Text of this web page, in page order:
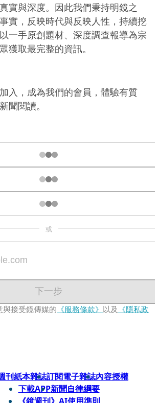
實與深度。因此我們秉持明鏡之
實，反映時代與反映人性，持續挖
一手原創題材、深度調查報導為宗
獲取最完整的資訊。
入，成為我們的會員，體驗有質
聞閱讀。
或
下一步
接受鏡傳媒的 《服務條款》 以及 《隱私政
刊紙本雜誌訂閱電子雜誌內容授權
下載APP新聞自律綱要